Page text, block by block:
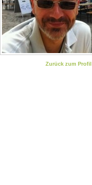
Zurück zum Profil